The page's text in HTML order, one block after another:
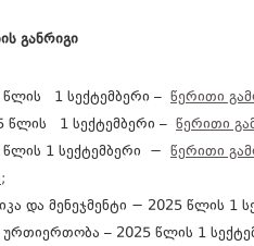
განრიგი
წლის 1 სექტემბერი – წერითი
წლის 1 სექტემბერი – წერითი
წლის 1 სექტემბერი − წერითი
და მენეჯმენტი − 2025 წლის 1
ურთიერთობა – 2025 წლის 1